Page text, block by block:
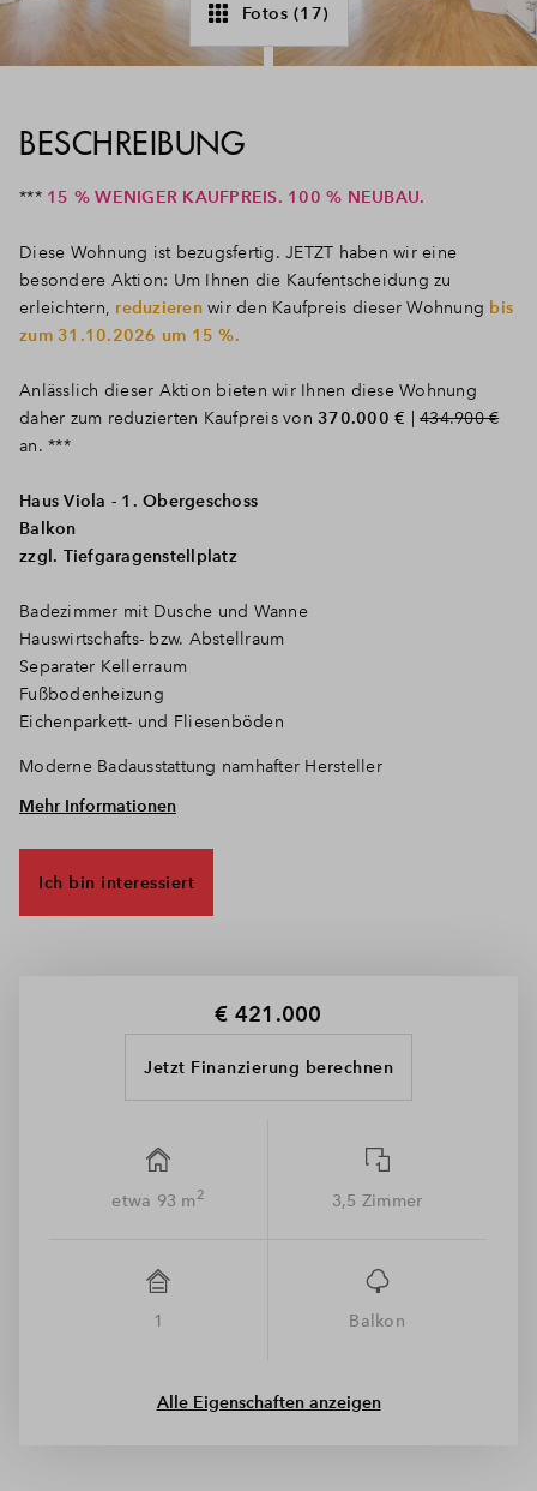
Fotos (17)
BESCHREIBUNG
*** 15 % WENIGER KAUFPREIS. 100 % NEUBAU.
Diese Wohnung ist bezugsfertig. JETZT haben wir eine
besondere Aktion: Um Ihnen die Kaufentscheidung zu
erleichtern, reduzieren wir den Kaufpreis dieser Wohnung bis
zum 31.10.2026 um 15 %.
Anlässlich dieser Aktion bieten wir Ihnen diese Wohnung
daher zum reduzierten Kaufpreis von 370.000 € | 434.900 €
an. ***
Haus Viola - 1. Obergeschoss
Balkon
zzgl. Tiefgaragenstellplatz
Badezimmer mit Dusche und Wanne
Hauswirtschafts- bzw. Abstellraum
Separater Kellerraum
Fußbodenheizung
Eichenparkett- und Fliesenböden
Moderne Badausstattung namhafter Hersteller
Ein Aufzug führt komfortabel von der Tiefgaragenebene direkt
sind. Hier lässt es sich prima die frische Luft genießen und
entspannen. Die Wohn-Oase inmitten der Stadt verwirklicht
Mehr Informationen
Ich bin interessiert
€ 421.000
Jetzt Finanzierung berechnen
etwa 93 m2 3,5 Zimmer
1 Balkon
Alle Eigenschaften anzeigen